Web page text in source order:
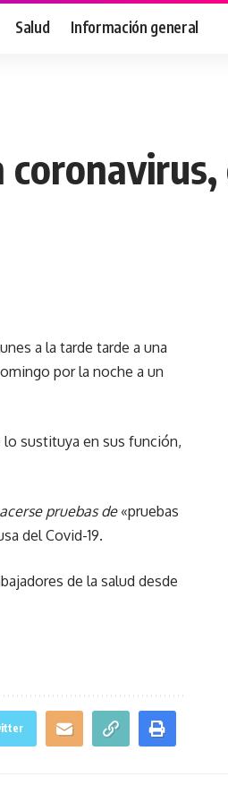
Salud Información general
a la tarde tarde a una
por la noche a un
lo sustituya en sus función,
pruebas de «pruebas
del Covid-19.
de la salud desde